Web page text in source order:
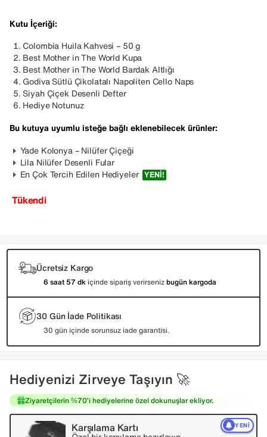
Kutu İçeriği:
Colombia Huila Kahvesi – 50 g
Best Mother in The World Kupa
Best Mother in The World Bardak Altlığı
Godiva Sütlü Çikolatalı Napoliten Cello Naps
Siyah Çiçek Desenli Defter
Hediye Notunuz
Bu kutuya uyumlu isteğe bağlı eklenebilecek ürünler:
Yade Kolonya – Nilüfer Çiçeği
Lila Nilüfer Desenli Fular
En Çok Tercih Edilen Hediyeler YENI!
Tükendi
Ücretsiz Kargo
6 saat 57 dk içinde sipariş verirsenizbugün kargoda
30 Gün İade Politikası
30 gün içinde sorunsuz iade garantisi.
Hediyenizi Zirveye Taşıyın 🚀
Ziyaretçilerin %70’i hediyelerine özel dokunuşlar ekliyor.
Karşılama Kartı YENI